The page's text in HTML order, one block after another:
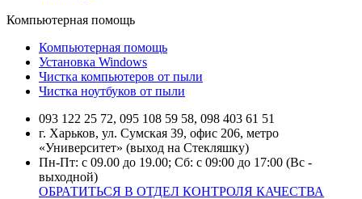
Компьютерная помощь
Компьютерная помощь
Установка Windows
Чистка компьютеров от пыли
Чистка ноутбуков от пыли
093 122 25 72, 095 108 59 58, 098 403 61 51
г. Харьков, ул. Сумская 39, офис 206, метро
«Университет» (выход на Стекляшку)
Пн-Пт: с 09.00 до 19.00; Сб: с 09:00 до 17:00 (Вс -
выходной)
ОБРАТИТЬСЯ В ОТДЕЛ КОНТРОЛЯ КАЧЕСТВА